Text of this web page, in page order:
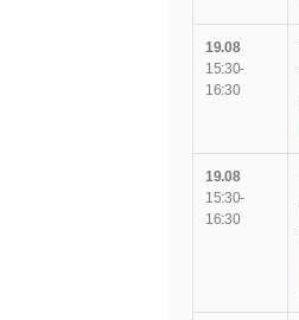
19.08
15:30-
16:30
19.08
15:30-
16:30